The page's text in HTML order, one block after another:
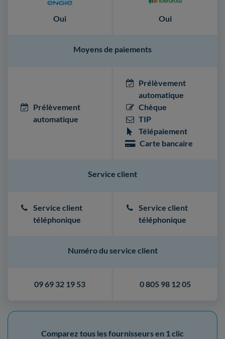
Oui Oui
Prélèvement
automatique
Moyens de paiements
Prélèvement
automatique
Chèque
TIP
Télépaiement
Carte bancaire
Service client
téléphonique
Service client
Service client
téléphonique
09 69 32 19 53
Numéro du service client
0 805 98 12 05
Comparez tous les fournisseurs en 1 clic